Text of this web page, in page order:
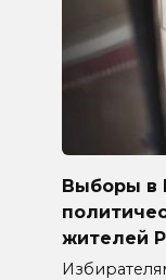
Выборы в
жителей